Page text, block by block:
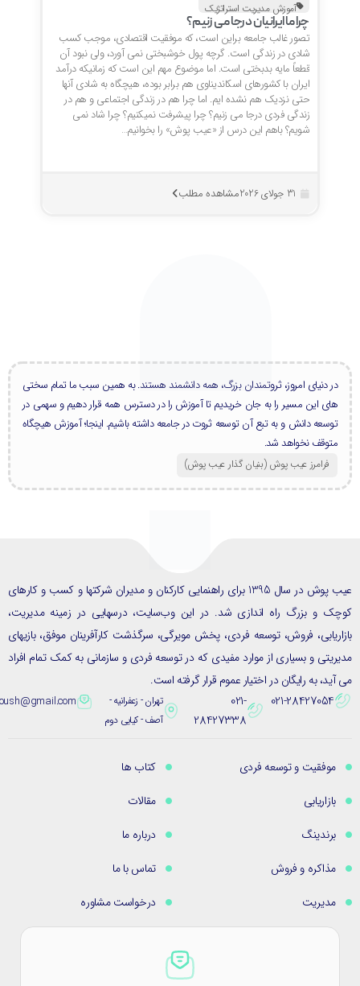
آموزش مدیریت استراتژیک
چرا ما ایرانیان درجا می زنیم؟
تصور غالب جامعه براین است، که موفقیت اقتصادی، موجب کسب
شادی در زندگی است. گرچه پول خوشبختی نمی آورد، ولی نبود آن
قطعاً مایه بدبختی است. اما موضوع مهم این است که زمانیکه درآمد
ایران با کشورهای اسکاندیناوی هم برابر بوده، هیچگاه به شادی آنها
حتی نزدیک هم نشده ایم. اما چرا هم در زندگی اجتماعی و هم در
زندگی فردی درجا می زنیم؟ چرا پیشرفت نمیکنیم؟ چرا شاد نمی
شویم؟ باهم این درس از «عیب پوش» را بخوانیم…
مشاهده مطلب
در دنیای امروز، ثروتمندان بزرگ، همه دانشمند هستند. به همین سبب ما تمام سختی
های این مسیر را به جان خریدیم تا آموزش را در دسترس همه قرار دهیم و سهمی در
توسعه دانش و به تبع آن توسعه ثروت در جامعه داشته باشیم. اینجا؛ آموزش هیچگاه
متوقف نخواهد شد.
فرامرز عیب پوش (بنیان گذار عیب پوش​)
عیب پوش در سال 1395 برای راهنمایی کارکنان و مدیران شرکتها و کسب و کارهای
و بزرگ راه اندازی شد. در این وب‌سایت، درسهایی در زمینه مدیریت،
فروش، توسعه فردی، پخش مویرگی، سرگذشت کارآفرینان موفق، بازیهای
و بسیاری از موارد مفیدی که در توسعه فردی و سازمانی به کمک تمام افراد
به رایگان در اختیار عموم قرار گرفته است.
021-28427054
021-
28427338
تهران - زعفرانیه -
آصف - کیایی دوم
eybpoush@gmail.com
موفقیت و توسعه فردی
بازاریابی
برندینگ
مذاکره و فروش
مدیریت
کتاب ها
مقالات
درباره ما
تماس با ما
درخواست مشاوره